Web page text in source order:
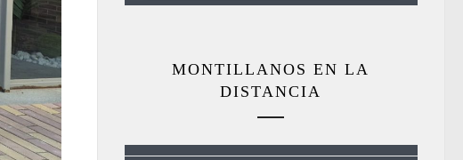
MONTILLANOS EN LA
DISTANCIA